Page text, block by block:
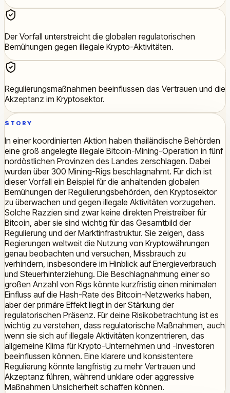
Der Vorfall unterstreicht die globalen regulatorischen
Bemühungen gegen illegale Krypto-Aktivitäten.
Regulierungsmaßnahmen beeinflussen das Vertrauen und die
Akzeptanz im Kryptosektor.
STORY
In einer koordinierten Aktion haben thailändische Behörden
eine groß angelegte illegale Bitcoin-Mining-Operation in fünf
nordöstlichen Provinzen des Landes zerschlagen. Dabei
wurden über 300 Mining-Rigs beschlagnahmt. Für dich ist
dieser Vorfall ein Beispiel für die anhaltenden globalen
Bemühungen der Regulierungsbehörden, den Kryptosektor
zu überwachen und gegen illegale Aktivitäten vorzugehen.
Solche Razzien sind zwar keine direkten Preistreiber für
Bitcoin, aber sie sind wichtig für das Gesamtbild der
Regulierung und der Marktinfrastruktur. Sie zeigen, dass
Regierungen weltweit die Nutzung von Kryptowährungen
genau beobachten und versuchen, Missbrauch zu
verhindern, insbesondere im Hinblick auf Energieverbrauch
und Steuerhinterziehung. Die Beschlagnahmung einer so
großen Anzahl von Rigs könnte kurzfristig einen minimalen
Einfluss auf die Hash-Rate des Bitcoin-Netzwerks haben,
aber der primäre Effekt liegt in der Stärkung der
regulatorischen Präsenz. Für deine Risikobetrachtung ist es
wichtig zu verstehen, dass regulatorische Maßnahmen, auch
wenn sie sich auf illegale Aktivitäten konzentrieren, das
allgemeine Klima für Krypto-Unternehmen und -Investoren
beeinflussen können. Eine klarere und konsistentere
Regulierung könnte langfristig zu mehr Vertrauen und
Akzeptanz führen, während unklare oder aggressive
Maßnahmen Unsicherheit schaffen können.